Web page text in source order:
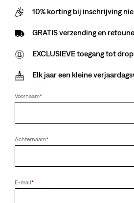
10% korting bij inschrijving
GRATIS verzending en
EXCLUSIEVE toegang tot
Elk jaar een kleine
Voornaam*
Achternaam*
E-mail*